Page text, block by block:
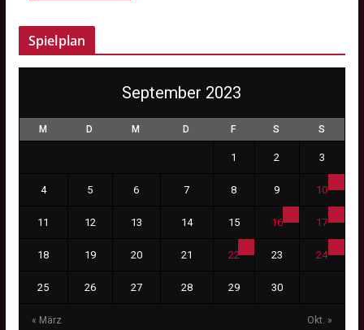
Spielplan
September 2023
M D M D F S S
« März Okt. »
1 2 3
4 5 6 7 8 9 10
11 12 13 14 15 16 17
18 19 20 21 22 23 24
25 26 27 28 29 30